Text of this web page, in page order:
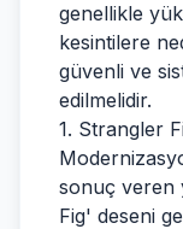
genellikle
kesintilere
güvenli ve
edilmelidir.
1. Strangler
sonuç veren
Fig' deseni